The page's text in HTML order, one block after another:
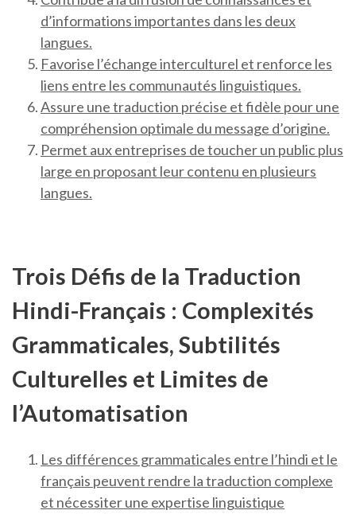
d’informations importantes dans les deux
langues.
Favorise l’échange interculturel et renforce les
liens entre les communautés linguistiques.
Assure une traduction précise et fidèle pour une
compréhension optimale du message d’origine.
Permet aux entreprises de toucher un public plus
large en proposant leur contenu en plusieurs
langues.
Trois Défis de la Traduction
Hindi-Français : Complexités
Grammaticales, Subtilités
Culturelles et Limites de
l’Automatisation
Les différences grammaticales entre l’hindi et le
français peuvent rendre la traduction complexe
et nécessiter une expertise linguistique